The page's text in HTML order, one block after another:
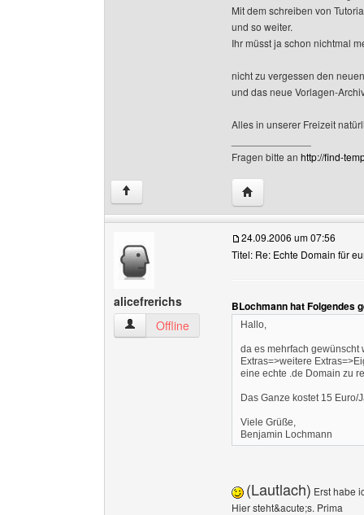
Mit dem schreiben von
und so weiter.
Ihr müsst ja schon nichtmal
nicht zu vergessen den
und das neue Vorlagen-
Alles in unserer Freizeit
Fragen bitte an http://find-
↑ Website dieses
alicefrerichs
alicefrerichs Benutzer-Profile anzeigen
Offline
24.09.2006 um 07:56
Titel: Re: Echte Domain für
BLochmann hat Folgendes
Hallo,
da es mehrfach gewünscht
Extras=>weitere
eine echte .de Domain zu
Das Ganze kostet 15 Euro/
Viele Grüße,
Benjamin Lochmann
(Lautlach) Erst habe
Hier steht&acute;s. Prima